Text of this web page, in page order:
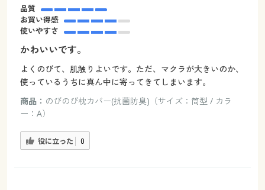
品質
お買い得感
使いやすさ
かわいいです。
よくのびて、肌触りよいです。ただ、マクラが大きいのか、
使っているうちに真ん中に寄ってきてしまいます。
商品： のびのび枕カバー(抗菌防臭)（サイズ：筒型 / カラ
ー：A）
役に立った 0